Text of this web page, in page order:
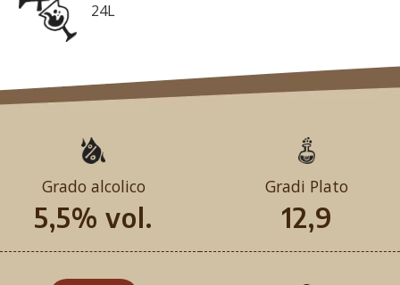
24L
Grado alcolico
5,5% vol.
Gradi Plato
12,9